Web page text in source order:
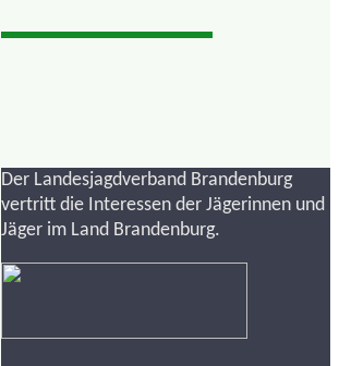
Der Landesjagdverband Brandenburg
vertritt die Interessen der Jägerinnen und
Jäger im Land Brandenburg.